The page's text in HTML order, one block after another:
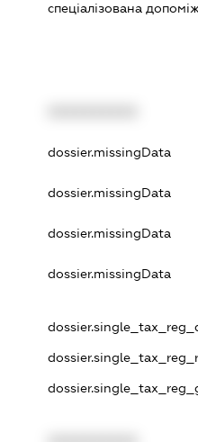
спеціалізована
dossier.missingData
dossier.missingData
dossier.missingData
dossier.missingData